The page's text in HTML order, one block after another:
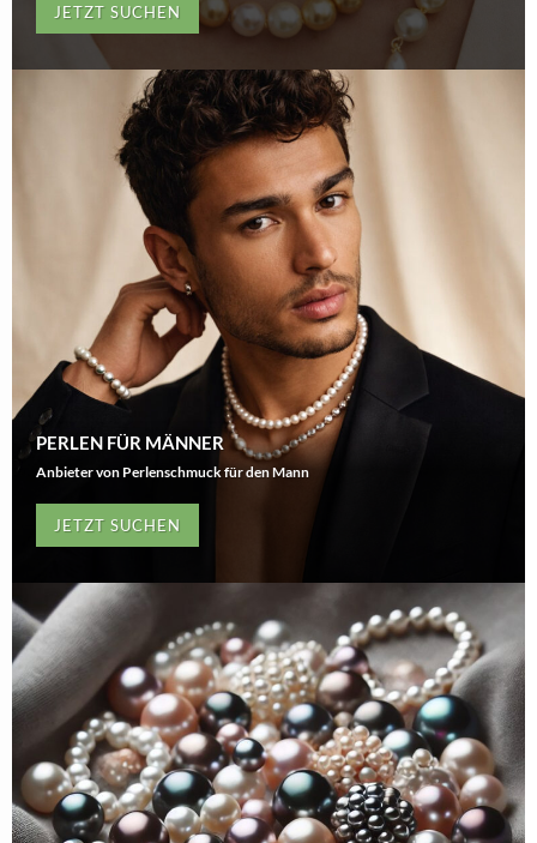
JETZT SUCHEN
PERLEN FÜR MÄNNER
Anbieter von Perlenschmuck für den Mann
JETZT SUCHEN